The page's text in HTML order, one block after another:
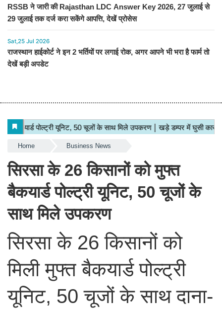
RSSB ने जारी की Rajasthan LDC Answer Key 2026, 27 जुलाई से
29 जुलाई तक दर्ज करा सकेंगे आपत्ति, देखें प्रोसेस
Sat,25 Jul 2026
राजस्थान हाईकोर्ट ने इन 2 भर्तियों पर लगाई रोक, अगर आपने भी भरा है फार्म तो
देखें बड़ी अपडेट
Home Business News
सिरसा के 26 किसानों को मुफ्त
बैकयार्ड पोल्ट्री यूनिट, 50 चूजों के
साथ मिले उपकरण
सिरसा के 26 किसानों को
मिली मुफ्त बैकयार्ड पोल्ट्री
यूनिट, 50 चूजों के साथ दाना-